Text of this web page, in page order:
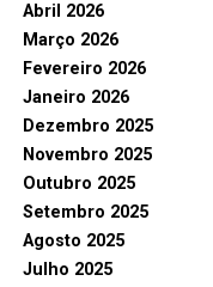
Abril 2026
Março 2026
Fevereiro 2026
Janeiro 2026
Dezembro 2025
Novembro 2025
Outubro 2025
Setembro 2025
Agosto 2025
Julho 2025